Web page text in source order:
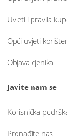
Uvjeti i pravila
Opći uvjeti
Objava cjenika
Javite nam se
Korisnička
Pronađite nas